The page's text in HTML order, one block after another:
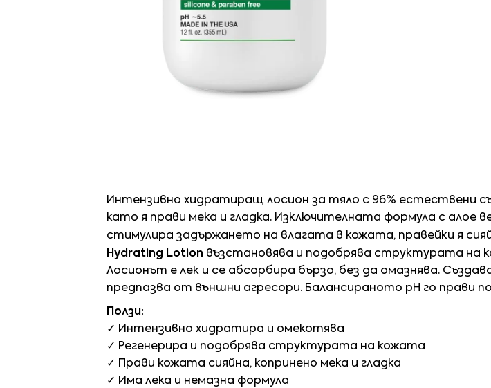
Интензивно хидратиращ лосион за тяло с 96% естествени
като я прави мека и гладка. Изключителната формула с алое
стимулира задържането на влагата в кожата, правейки я
Hydrating Lotion възстановява и подобрява структурата на
Лосионът е лек и се абсорбира бързо, без да омазнява.
предпазва от външни агресори. Балансираното рН го прави
Ползи:
✓ Интензивно хидратира и омекотява
✓ Регенерира и подобрява структурата на кожата
✓ Прави кожата сияйна, копринено мека и гладка
✓ Има лека и немазна формула